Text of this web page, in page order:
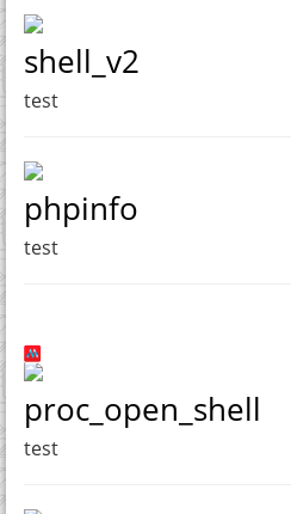
shell_v2
test
phpinfo
test
proc_open_shell
test